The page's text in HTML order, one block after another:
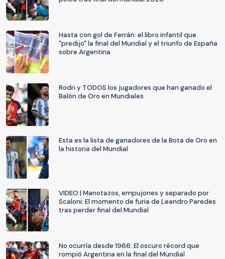
Hasta con gol de Ferrán: el libro infantil que
"predijo" la final del Mundial y el triunfo de España
sobre Argentina
Rodri y TODOS los jugadores que han ganado el
Balón de Oro en Mundiales
Esta es la lista de ganadores de la Bota de Oro en
la historia del Mundial
VIDEO | Manotazos, empujones y separado por
Scaloni: El momento de furia de Leandro Paredes
tras perder final del Mundial
No ocurría desde 1966: El oscuro récord que
rompió Argentina en la final del Mundial